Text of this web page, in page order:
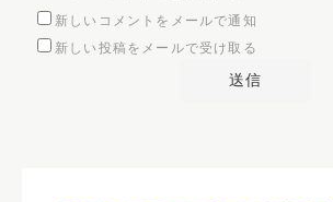
新しいコメントをメールで通知
新しい投稿をメールで受け取る